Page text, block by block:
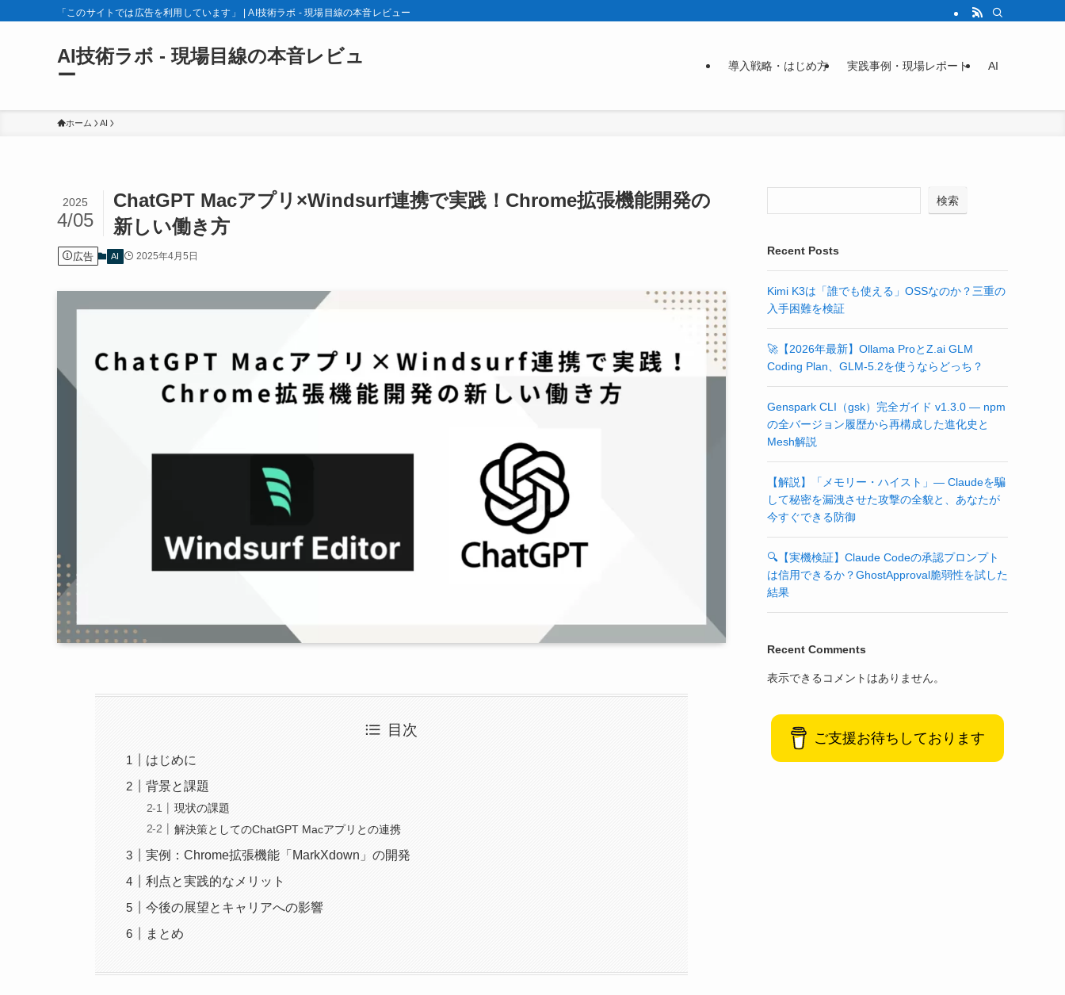
「このサイトでは広告を利用しています」 | AI技術ラボ - 現場目線の本音レビュー
AI技術ラボ - 現場目線の本音レビュ
ー
導入戦略・はじめ方 実践事例・現場レポート AI
ホーム AI
ChatGPT Macアプリ×Windsurf連携で実践！Chrome拡張機能開発の
新しい働き方
2025
4/05
広告 AI 2025年4月5日
目次
はじめに
背景と課題
現状の課題
解決策としてのChatGPT Macアプリとの連携
実例：Chrome拡張機能「MarkXdown」の開発
利点と実践的なメリット
今後の展望とキャリアへの影響
まとめ
検索
Recent Posts
Kimi K3は「誰でも使える」OSSなのか？三重の
入手困難を検証
🚀【2026年最新】Ollama ProとZ.ai GLM
Coding Plan、GLM-5.2を使うならどっち？
Genspark CLI（gsk）完全ガイド v1.3.0 — npm
の全バージョン履歴から再構成した進化史と
Mesh解説
【解説】「メモリー・ハイスト」— Claudeを騙
して秘密を漏洩させた攻撃の全貌と、あなたが
今すぐできる防御
🔍【実機検証】Claude Codeの承認プロンプト
は信用できるか？GhostApproval脆弱性を試した
結果
Recent Comments
表示できるコメントはありません。
ご支援お待ちしております